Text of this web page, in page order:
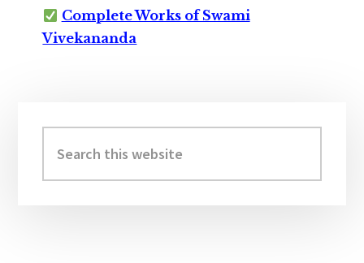
Complete Works of Swami
Vivekananda
Sidebar
this
website